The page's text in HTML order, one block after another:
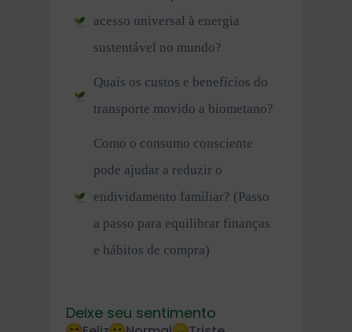
acesso universal à energia
sustentável no mundo?
Quais os custos e benefícios do
transporte movido a biometano?
Como o consumo consciente
pode ajudar a reduzir o
endividamento familiar? (Passo
a passo para equilibrar finanças
e hábitos de compra)
Deixe seu sentimento